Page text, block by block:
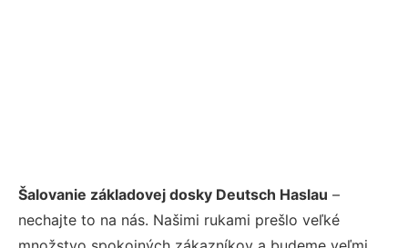
Šalovanie základovej dosky Deutsch Haslau –
nechajte to na nás. Našimi rukami prešlo veľké